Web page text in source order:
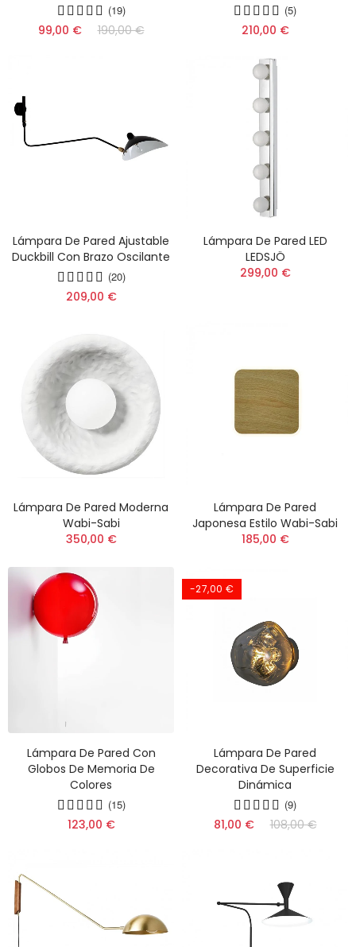
(19)
99,00 € 190,00 €
(5)
210,00 €
Lámpara De Pared Ajustable
Duckbill Con Brazo Oscilante
(20)
209,00 €
Lámpara De Pared LED
LEDSJÖ
299,00 €
Lámpara De Pared Moderna
Wabi-Sabi
350,00 €
Lámpara De Pared
Japonesa Estilo Wabi-Sabi
185,00 €
Lámpara De Pared Con
Globos De Memoria De
Colores
(15)
123,00 €
-27,00 €
Lámpara De Pared
Decorativa De Superficie
Dinámica
(9)
81,00 € 108,00 €